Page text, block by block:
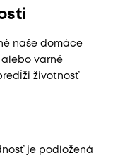
naše domáce
alebo varné
životnosť
je podložená